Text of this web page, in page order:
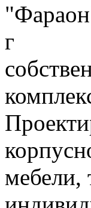
г
мебели,